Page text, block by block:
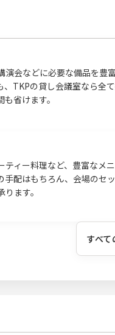
演会などに必要な備品を豊
、TKPの貸し会議室なら全
省けます。
ィー料理など、豊富なメ
配はもちろん、会場のセ
ます。
すべ